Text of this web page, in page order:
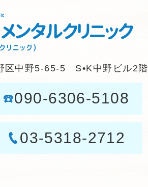
区中野5-65-5 S•K中野ビル2階
☎️090-6306-5108
 03-5318-2712